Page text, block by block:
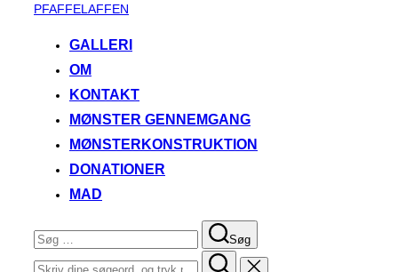
ViderePFAFFELAFFEN
GALLERI
OM
KONTAKT
MØNSTER GENNEMGANG
MØNSTERKONSTRUKTION
DONATIONER
MAD
Søg
efter:
Søg
Søg